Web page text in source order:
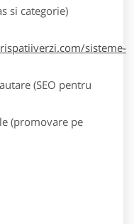
si categorie)
sisteme-
(SEO pentru
(promovare pe